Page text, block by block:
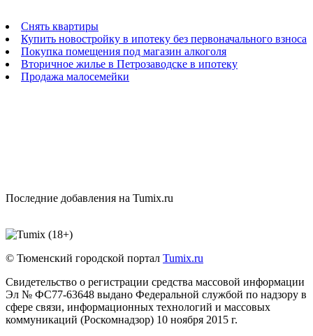
Снять квартиры
Купить новостройку в ипотеку без первоначального взноса
Покупка помещения под магазин алкоголя
Вторичное жилье в Петрозаводске в ипотеку
Продажа малосемейки
Последние добавления на Tumix.ru
© Тюменский городской портал Tumix.ru
Свидетельство о регистрации средства массовой информации
Эл № ФС77-63648 выдано Федеральной службой по надзору в
сфере связи, информационных технологий и массовых
коммуникаций (Роскомнадзор) 10 ноября 2015 г.